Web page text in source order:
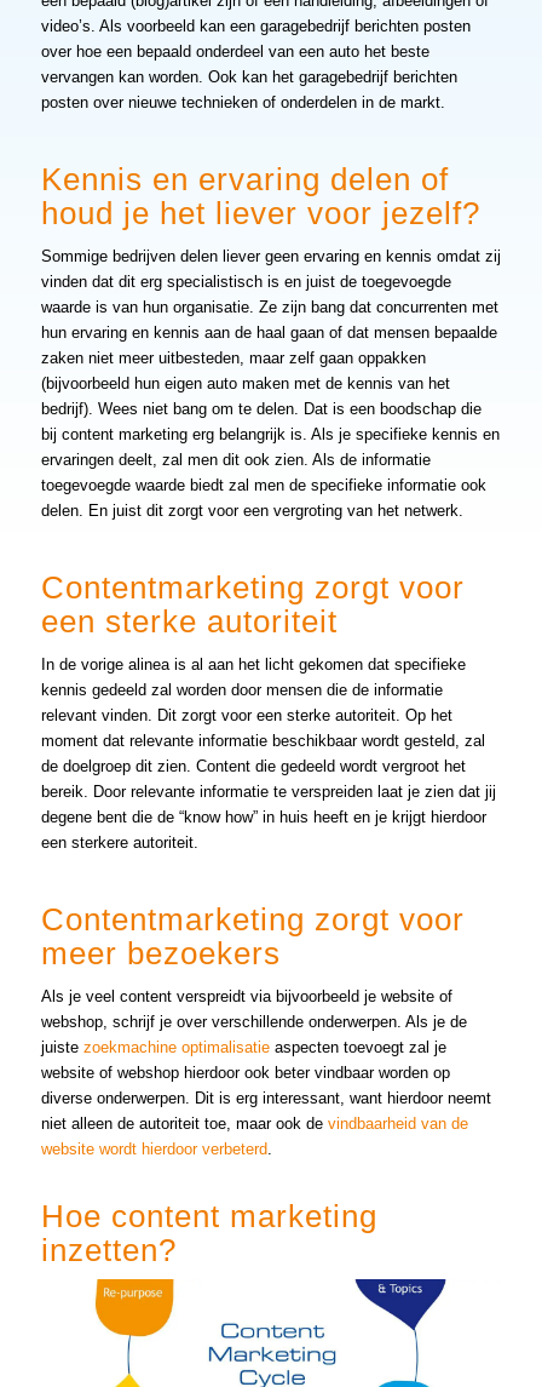
video’s. Als voorbeeld kan een garagebedrijf berichten posten
over hoe een bepaald onderdeel van een auto het beste
vervangen kan worden. Ook kan het garagebedrijf berichten
posten over nieuwe technieken of onderdelen in de markt.
Kennis en ervaring delen of
houd je het liever voor jezelf?
Sommige bedrijven delen liever geen ervaring en kennis omdat zij
vinden dat dit erg specialistisch is en juist de toegevoegde
waarde is van hun organisatie. Ze zijn bang dat concurrenten met
hun ervaring en kennis aan de haal gaan of dat mensen bepaalde
zaken niet meer uitbesteden, maar zelf gaan oppakken
(bijvoorbeeld hun eigen auto maken met de kennis van het
bedrijf). Wees niet bang om te delen. Dat is een boodschap die
bij content marketing erg belangrijk is. Als je specifieke kennis en
ervaringen deelt, zal men dit ook zien. Als de informatie
toegevoegde waarde biedt zal men de specifieke informatie ook
delen. En juist dit zorgt voor een vergroting van het netwerk.
Contentmarketing zorgt voor
een sterke autoriteit
In de vorige alinea is al aan het licht gekomen dat specifieke
kennis gedeeld zal worden door mensen die de informatie
relevant vinden. Dit zorgt voor een sterke autoriteit. Op het
moment dat relevante informatie beschikbaar wordt gesteld, zal
de doelgroep dit zien. Content die gedeeld wordt vergroot het
bereik. Door relevante informatie te verspreiden laat je zien dat jij
degene bent die de “know how” in huis heeft en je krijgt hierdoor
een sterkere autoriteit.
Contentmarketing zorgt voor
meer bezoekers
Als je veel content verspreidt via bijvoorbeeld je website of
webshop, schrijf je over verschillende onderwerpen. Als je de
juiste zoekmachine optimalisatieaspecten toevoegt zal je
website of webshop hierdoor ook beter vindbaar worden op
diverse onderwerpen. Dit is erg interessant, want hierdoor neemt
niet alleen de autoriteit toe, maar ook de vindbaarheid van de
website wordt hierdoor verbeterd
Hoe content marketing
inzetten?